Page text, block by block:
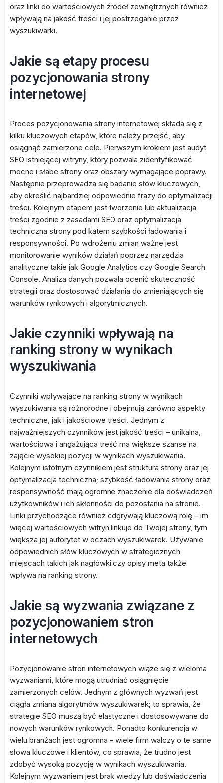
oraz linki do wartościowych źródeł zewnętrznych również
wpływają na jakość treści i jej postrzeganie przez
wyszukiwarki.
Jakie są etapy procesu
pozycjonowania strony
internetowej
Proces pozycjonowania strony internetowej składa się z
kilku kluczowych etapów, które należy przejść, aby
osiągnąć zamierzone cele. Pierwszym krokiem jest audyt
SEO istniejącej witryny, który pozwala zidentyfikować
mocne i słabe strony oraz obszary wymagające poprawy.
Następnie przeprowadza się badanie słów kluczowych,
aby określić najbardziej odpowiednie frazy do optymalizacji
treści. Kolejnym etapem jest tworzenie lub aktualizacja
treści zgodnie z zasadami SEO oraz optymalizacja
techniczna strony pod kątem szybkości ładowania i
responsywności. Po wdrożeniu zmian ważne jest
monitorowanie wyników działań poprzez narzędzia
analityczne takie jak Google Analytics czy Google Search
Console. Analiza danych pozwala ocenić skuteczność
strategii oraz dostosować działania do zmieniających się
warunków rynkowych i algorytmicznych.
Jakie czynniki wpływają na
ranking strony w wynikach
wyszukiwania
Czynniki wpływające na ranking strony w wynikach
wyszukiwania są różnorodne i obejmują zarówno aspekty
techniczne, jak i jakościowe treści. Jednym z
najważniejszych czynników jest jakość treści – unikalna,
wartościowa i angażująca treść ma większe szanse na
zajęcie wysokiej pozycji w wynikach wyszukiwania.
Kolejnym istotnym czynnikiem jest struktura strony oraz jej
optymalizacja techniczna; szybkość ładowania strony oraz
responsywność mają ogromne znaczenie dla doświadczeń
użytkowników i ich skłonności do pozostania na stronie.
Linki przychodzące również odgrywają kluczową rolę – im
więcej wartościowych witryn linkuje do Twojej strony, tym
większa jej autorytet w oczach wyszukiwarek. Używanie
odpowiednich słów kluczowych w strategicznych
miejscach takich jak nagłówki czy opisy meta także
wpływa na ranking strony.
Jakie są wyzwania związane z
pozycjonowaniem stron
internetowych
Pozycjonowanie stron internetowych wiąże się z wieloma
wyzwaniami, które mogą utrudniać osiągnięcie
zamierzonych celów. Jednym z głównych wyzwań jest
ciągła zmiana algorytmów wyszukiwarek; to sprawia, że
strategie SEO muszą być elastyczne i dostosowywane do
nowych warunków rynkowych. Ponadto konkurencja w
wielu branżach jest ogromna – wiele firm walczy o te same
słowa kluczowe i klientów, co sprawia, że trudno jest
zdobyć wysoką pozycję w wynikach wyszukiwania.
Kolejnym wyzwaniem jest brak wiedzy lub doświadczenia